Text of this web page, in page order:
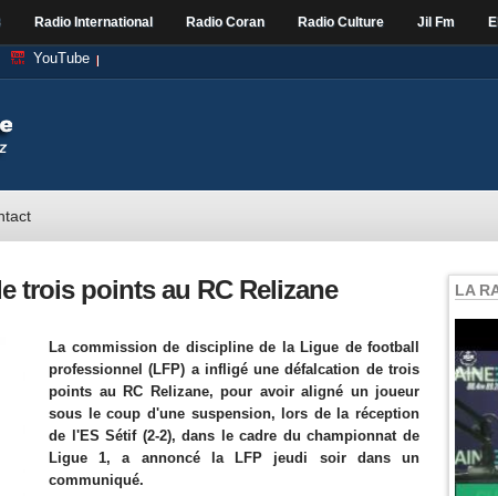
Radio International Radio Coran Radio Culture Jil Fm
YouTube
trois points au RC Relizane
La commission de discipline de la Ligue de football
professionnel (LFP) a infligé une défalcation de trois
points au RC Relizane, pour avoir aligné un joueur
sous le coup d'une suspension, lors de la réception
de l'ES Sétif (2-2), dans le cadre du championnat de
Ligue 1, a annoncé la LFP jeudi soir dans un
communiqué.
LA